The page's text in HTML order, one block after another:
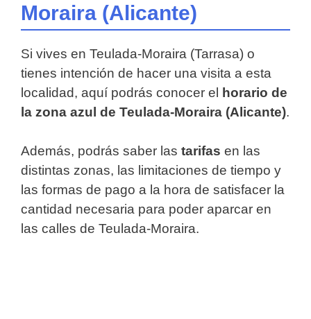
Moraira (Alicante)
Si vives en Teulada-Moraira (Tarrasa) o
tienes intención de hacer una visita a esta
localidad, aquí podrás conocer el horario de
la zona azul de Teulada-Moraira (Alicante).
Además, podrás saber las tarifas en las
distintas zonas, las limitaciones de tiempo y
las formas de pago a la hora de satisfacer la
cantidad necesaria para poder aparcar en
las calles de Teulada-Moraira.